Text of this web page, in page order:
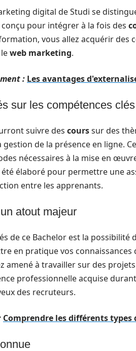
digital de Studi se
pour intégrer à la fois des
vous allez acquérir des
web marketing.
: Les avantages
sur les compétences clés
suivre des courssur des
gestion de la présence en ligne.
nécessaires à la mise en
été élaboré pour permettre une
entre les apprenants.
atout majeur
de ce Bachelor est la possibilité
en pratique vos
amené à travailler sur des
professionnelle acquise
des recruteurs.
Comprendre les différents